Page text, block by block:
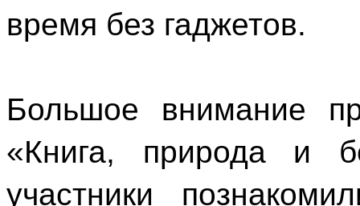
время без гаджетов.
Большое внимание
«Книга, природа и
участники